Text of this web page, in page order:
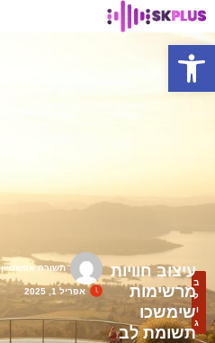
ב
ל
ו
ג
עיצוב חוויות
מרשימות
שימשכו
תשומת לב
תשורה אפשטיין
אפריל 1, 2025
פתח סרגל נגישות